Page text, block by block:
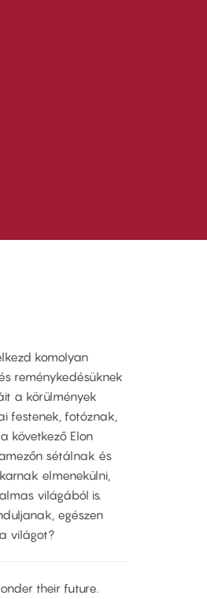
komolyan
reménykedésüknek
a körülmények
festenek, fotóznak,
következő Elon
sétálnak és
elmenekülni,
világából is.
egészen
világot?
their future.